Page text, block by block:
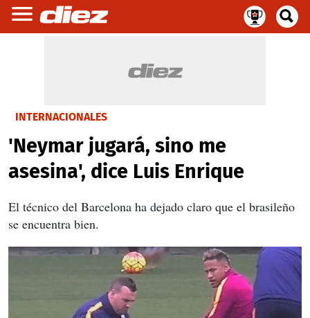
INTERNACIONALES
'Neymar jugará, sino me
asesina', dice Luis Enrique
El técnico del Barcelona ha dejado claro que el brasileño
se encuentra bien.